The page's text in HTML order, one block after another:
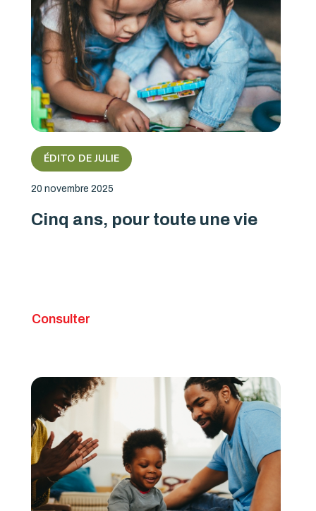
ÉDITO DE JULIE
20 novembre 2025
Cinq ans, pour toute une vie
Consulter